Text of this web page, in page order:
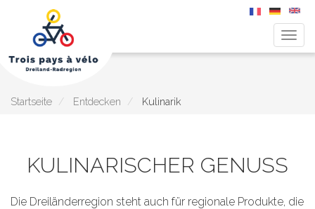
Direkt
Startseite Entdecken Kulinarik
KULINARISCHER GENUSS
Die Dreiländerregion steht auch für regionale Produkte, die